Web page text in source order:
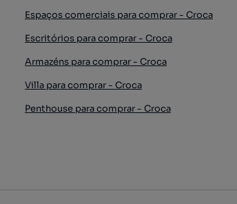
Espaços comerciais para comprar - Croca
Escritórios para comprar - Croca
Armazéns para comprar - Croca
Villa para comprar - Croca
Penthouse para comprar - Croca